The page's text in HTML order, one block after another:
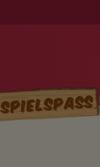
Spielspass